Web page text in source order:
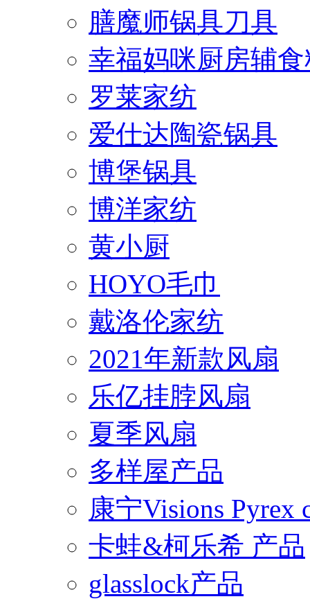
膳魔师锅具刀具
幸福妈咪厨房辅
罗莱家纺
爱仕达陶瓷锅具
博堡锅具
博洋家纺
黄小厨
HOYO毛巾
戴洛伦家纺
2021年新款风扇
乐亿挂脖风扇
夏季风扇
多样屋产品
康宁Visions Pyrex
卡蛙&柯乐希 产品
glasslock产品